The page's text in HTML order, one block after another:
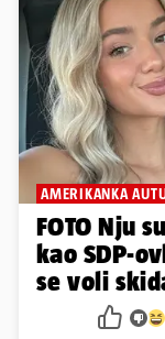
AMERIKANKA
FOTO Nju
kao SDP-
se voli